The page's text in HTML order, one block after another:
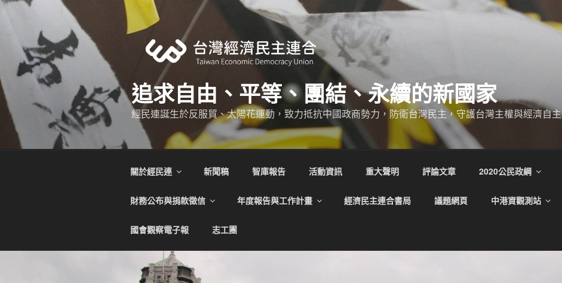
跳
容
追求自由、平等、團結、永續的新國家
經民連誕生於反服貿、太陽花運動，致力抵抗中國政商勢力，防衛台灣民主，守護台灣主權與經濟自主
關於經民連 新聞稿 智庫報告 活動資訊 重大聲明 評論文章 2020公民政綱
財務公布與捐款徵信 年度報告與工作計畫 經濟民主連合書局 議題網頁 中港資觀測站
國會觀察電子報 志工團